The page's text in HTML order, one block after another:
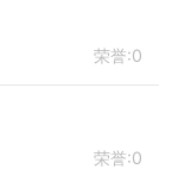
荣誉:0
荣誉:0